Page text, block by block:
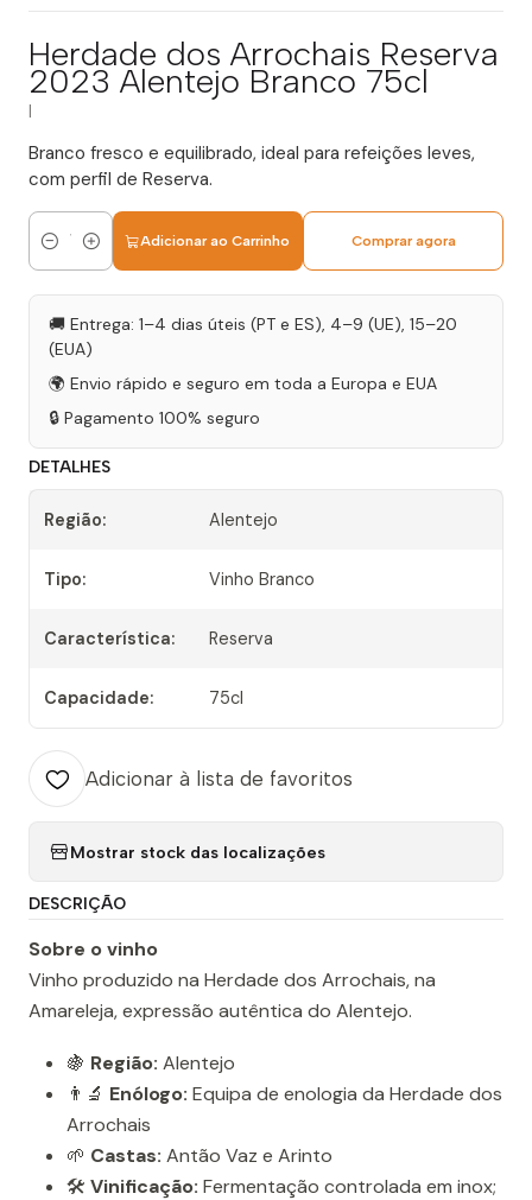
Herdade dos Arrochais Reserva
2023 Alentejo Branco 75cl
Branco fresco e equilibrado, ideal para refeições leves,
com perfil de Reserva.
Quantidade
Adicionar ao Carrinho Comprar agora
🚚 Entrega: 1–4 dias úteis (PT e ES), 4–9 (UE), 15–20
(EUA)
🌍 Envio rápido e seguro em toda a Europa e EUA
🔒 Pagamento 100% seguro
DETALHES
Região: Alentejo
Tipo: Vinho Branco
Característica: Reserva
Capacidade: 75cl
Adicionar à lista de favoritos
Mostrar stock das localizações
DESCRIÇÃO
Sobre o vinho
Vinho produzido na Herdade dos Arrochais, na
Amareleja, expressão autêntica do Alentejo.
🍇 Região: Alentejo
👨‍🔬 Enólogo: Equipa de enologia da Herdade dos
Arrochais
🌱 Castas: Antão Vaz e Arinto
🛠️ Vinificação: Fermentação controlada em inox;